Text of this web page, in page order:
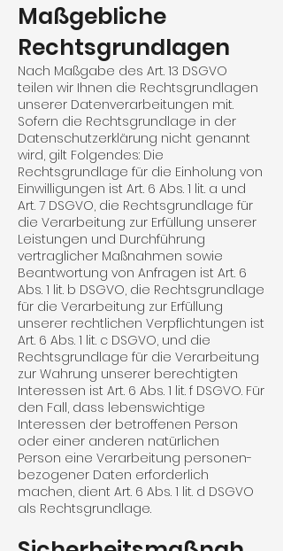
Maßgebliche
Rechtsgrundlagen
Nach Maßgabe des Art. 13 DSGVO
teilen wir Ihnen die Rechtsgrundlagen
unserer Datenverar­beitungen mit.
Sofern die Rechtsgrundlage in der
Datenschutzerklärung nicht genannt
wird, gilt Folgendes: Die
Rechtsgrundlage für die Einholung von
Einwilligungen ist Art. 6 Abs. 1 lit. a und
Art. 7 DSGVO, die Rechts­grundlage für
die Verarbeitung zur Erfüllung unserer
Leistungen und Durch­führung
vertraglicher Maßnahmen sowie
Beantwortung von Anfragen ist Art. 6
Abs. 1 lit. b DSGVO, die Rechtsgrundlage
für die Verarbeitung zur Erfüllung
unserer rechtlichen Verpflich­tungen ist
Art. 6 Abs. 1 lit. c DSGVO, und die
Rechtsgrundlage für die Verarbeitung
zur Wahrung unserer berechtigten
Interessen ist Art. 6 Abs. 1 lit. f DSGVO. Für
den Fall, dass lebenswichtige
Interessen der betroffenen Person
oder einer anderen natür­lichen
Person eine Verarbeitung personen­
bezogener Daten erforderlich
machen, dient Art. 6 Abs. 1 lit. d DSGVO
als Rechtsgrundlage.